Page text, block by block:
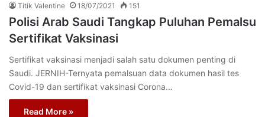
Titik Valentine 18/07/2021 151
Polisi Arab Saudi Tangkap Puluhan Pemalsu
Sertifikat Vaksinasi
Sertifikat vaksinasi menjadi salah satu dokumen penting di
Saudi. JERNIH-Ternyata pemalsuan data dokumen hasil tes
Covid-19 dan sertifikat vaksinasi Corona…
Read More »